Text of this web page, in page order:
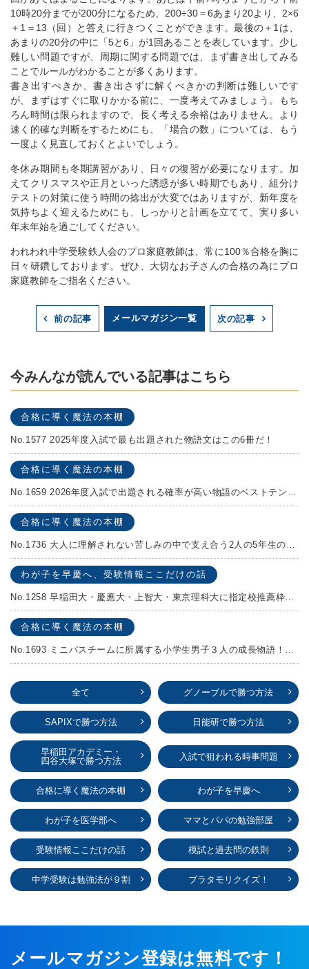
10時20分までが200分になるため、200÷30＝6あまり20より、2×6
＋1＝13（回）と答えに行きつくことができます。最後の＋1は、
あまりの20分の中に「5と6」が1回あることを表しています。少し
難しい問題ですが、周期に関する問題では、まず書き出してみる
ことでルールがわかることが多くあります。
書き出すべきか、書き出さずに解くべきかの判断は難しいです
が、まずはすぐに取りかかる前に、一度考えてみましょう。もち
ろん時間は限られますので、長く考える余裕はありません。より
速く的確な判断をするためにも、「場合の数」については、もう
一度よく見直しておくとよいでしょう。
冬休み期間も冬期講習があり、日々の復習が必要になります。加
えてクリスマスや正月といった誘惑が多い時期でもあり、組分け
テストの対策に使う時間の捻出が大変ではありますが、新年度を
気持ちよく迎えるためにも、しっかりと計画を立てて、実り多い
年末年始を過ごしてください。
われわれ中学受験鉄人会のプロ家庭教師は、常に100％合格を胸に
日々研鑽しております。ぜひ、大切なお子さんの合格の為にプロ
家庭教師をご指名ください。
前の記事 メールマガジン一覧 次の記事
今みんなが読んでいる記事はこちら
合格に導く魔法の本棚
No.1577 2025年度入試で最も出題された物語文はこの6冊だ！
合格に導く魔法の本棚
No.1659 2026年度入試で出題される確率が高い物語のベストテンを発表します！
合格に導く魔法の本棚
No.1736 大人に理解されない苦しみの中で支え合う2人の5年生の成長物語！『夏の迷子』村上しいこ
わが子を早慶へ、受験情報ここだけの話
No.1258 早稲田大・慶應大・上智大・東京理科大に指定校推薦枠がある学校
合格に導く魔法の本棚
No.1693 ミニバスチームに所属する小学生男子３人の成長物語！『ポジション！』高田由紀子 予想問題付き！
全て グノーブルで勝つ方法
SAPIXで勝つ方法 日能研で勝つ方法
早稲田アカデミー・
四谷大塚で勝つ方法
入試で狙われる時事問題
合格に導く魔法の本棚 わが子を早慶へ
わが子を医学部へ ママとパパの勉強部屋
受験情報ここだけの話 模試と過去問の鉄則
中学受験は勉強法が９割 ブラタモリクイズ！
メールマガジン登録は無料です！